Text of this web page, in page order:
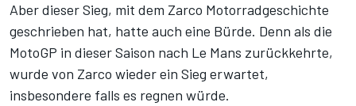
Aber dieser Sieg, mit dem Zarco Motorradgeschichte
geschrieben hat, hatte auch eine Bürde. Denn als die
MotoGP in dieser Saison nach Le Mans zurückkehrte,
wurde von Zarco wieder ein Sieg erwartet,
insbesondere falls es regnen würde.